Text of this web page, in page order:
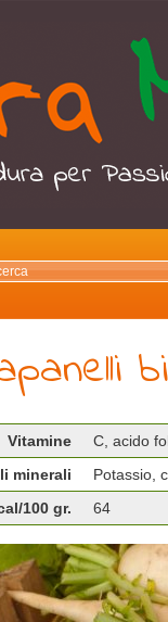
Vitamine
C, acido
minerali
Potassio,
100 gr.
64